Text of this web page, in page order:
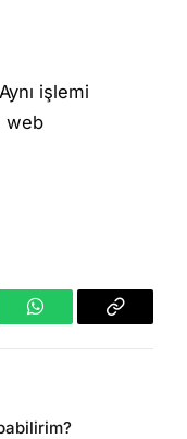
işlemi
web
WhatsAppBağlantıyı